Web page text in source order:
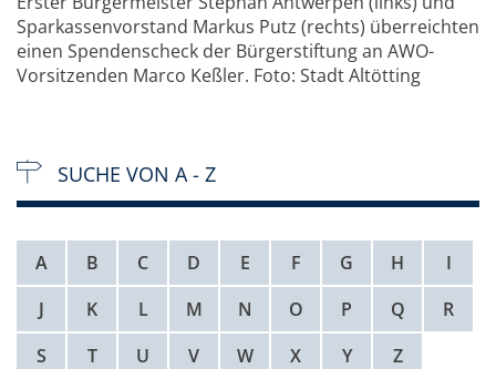
Sparkassenvorstand Markus Putz (rechts) überreichten
einen Spendenscheck der Bürgerstiftung an AWO-
Vorsitzenden Marco Keßler. Foto: Stadt Altötting
SUCHE VON A - Z
A B C D E F G H
I
J
K L M N O P Q
R
S
T U V W X Y Z